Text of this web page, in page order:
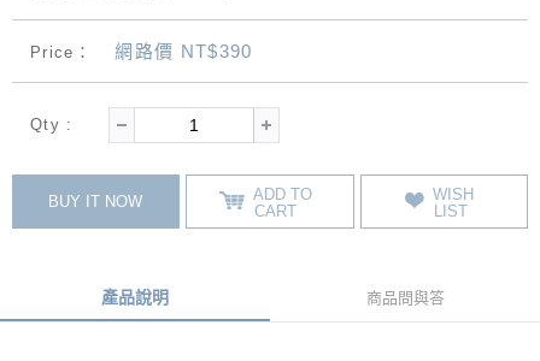
Price：網路價 NT$390
Qty :
BUY IT NOW
ADD TO
CART
WISH
LIST
產品說明 商品問與答